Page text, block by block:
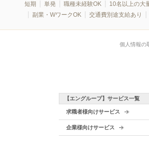
短期 単発 職種未経験OK 10名以上の大
副業・WワークOK
交通費別途支給あり
個人情報の
【エングループ】サービス一覧
求職者様向けサービス
企業様向けサービス